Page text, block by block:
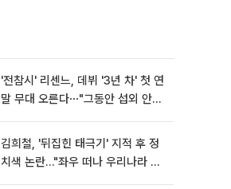
'전참시' 리센느, 데뷔 '3년 차' 첫 연
말 무대 오른다⋯"그동안 섭외 안
김희철, '뒤집힌 태극기' 지적 후 정
치색 논란…"좌우 떠나 우리나라 국